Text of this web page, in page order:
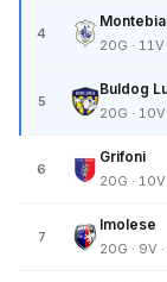
4
20G · 11V
5
Buldog
20G · 10V
6
Grifoni
20G · 10V
7
Imolese
20G · 9V